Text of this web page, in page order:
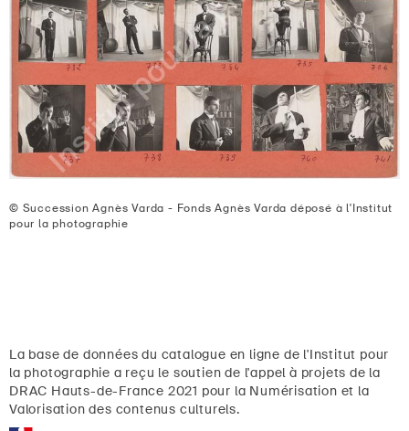
© Succession Agnès Varda - Fonds Agnès Varda déposé à l'Institut
pour la photographie
La base de données du catalogue en ligne de l'Institut pour
la photographie a reçu le soutien de l'appel à projets de la
DRAC Hauts-de-France 2021 pour la Numérisation et la
Valorisation des contenus culturels.